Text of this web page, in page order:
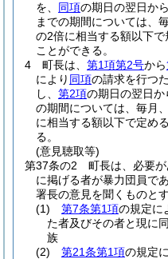
を、 同項の期日の翌日か
までの期間については、
の2倍に相当する額以下
ことができる。
4
町長は、 第1項第2号から
により 同項の請求を行つ
し、 第2項の期日の翌日
の期間については、毎月
に相当する額以下で定め
る。
(意見聴取等)
第37条の2
町長は、必要が
に掲げる者が暴力団員で
署長の意見を聞くものとす
(1)
第7条第1項の規定に
た者及びその者と現に
族
(2)
第21条第1項の規定